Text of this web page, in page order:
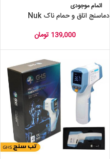
اتمام موجودی
دماسنج اتاق و حمام ناک Nuk
139,000 تومان